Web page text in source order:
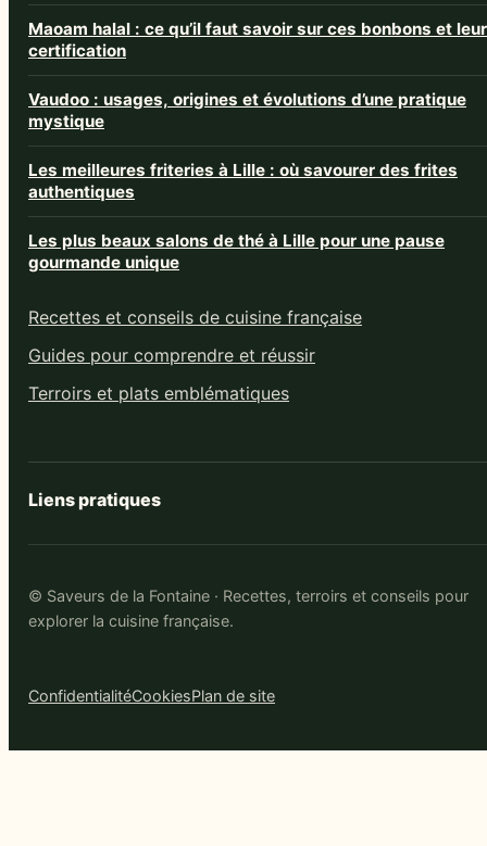
Maoam halal : ce qu’il faut savoir sur ces bonbons et leur
certification
Vaudoo : usages, origines et évolutions d’une pratique
mystique
Les meilleures friteries à Lille : où savourer des frites
authentiques
Les plus beaux salons de thé à Lille pour une pause
gourmande unique
Recettes et conseils de cuisine française
Guides pour comprendre et réussir
Terroirs et plats emblématiques
Liens pratiques
© Saveurs de la Fontaine · Recettes, terroirs et conseils pour
explorer la cuisine française.
ConfidentialitéCookiesPlan de site